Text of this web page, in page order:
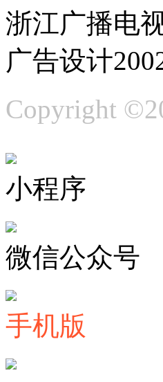
浙江广播电
广告设计
Copyright
小程序
微信公众号
手机版